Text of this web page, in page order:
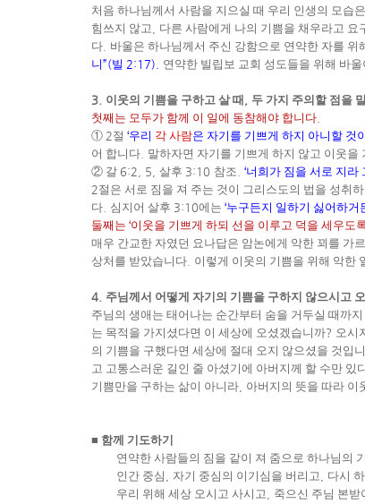
처음 하나님께서 사람을 지으실 때 우리 인생의 모습은
힘쓰지 않고
다른 사람에게 나의 기쁨을 채우라고 요
다 바울은 하나님께서 주신 강함으로 연약한 자를
니”(빌 2:17). 연약한 빌립보 교회 성도들을 위해 바
3. 이웃의 기쁨을 구하고 살 때 , 두 가지 주의할 점을
첫째는 모두가 함께 이 일에 동참해야 합니다
① 2절 ‘우리 각 사람은 자기를 기쁘게 하지 아니할 것
어 합니다 말하자면 자기를 기쁘게 하지 않고 이웃
② 갈 6:2, 5, 살후 3:10 참조 ‘너희가 짐을 서로 지라
2절은 서로 짐을 져 주는 것이 그리스도의 법을 성취
다 심지어 살후 3:10에는 ‘누구든지 일하기 싫어하거
둘째는 ‘이웃을 기쁘게 하되 선을 이루고 덕을 세우도
매우 간교한 자였던 요나답은 암논에게 악한 꾀를 가
상처를 받았습니다 이렇게 이웃의 기쁨을 위해 악한
4. 주님께서 어떻게 자기의 기쁨을 구하지 않으시고
주님의 생애는 태어나는 순간부터 숨을 거두실 때까
는 목적을 가지셨다면 이 세상에 오셨겠습니까? 오시
의 기쁨을 구했다면 세상에 절대 오지 않으셨을 것입
고 고통스러운 길인 줄 아셨기에 아버지께 할 수만
기쁨만을 구하는 삶이 아니라 아버지의 뜻을 따라 이
■ 함께 기도하기
연약한 사람들의 짐을 같이 져 줌으로 하나님의
인간 중심
자기 중심의 이기심을 버리고 다시
우리 위해 세상 오시고 사시고
죽으신 주님 본받